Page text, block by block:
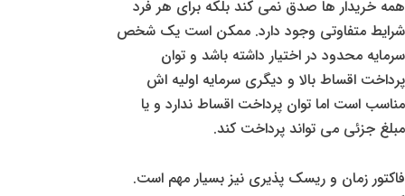
همه خریدار ها صدق نمی کند بلکه برای هر فرد
شرایط متفاوتی وجود دارد. ممکن است یک شخص
سرمایه محدود در اختیار داشته باشد و توان
پرداخت اقساط بالا و دیگری سرمایه اولیه اش
مناسب است اما توان پرداخت اقساط ندارد و یا
مبلغ جزئی می تواند پرداخت کند.
فاکتور زمان و ریسک پذیری نیز بسیار مهم است.